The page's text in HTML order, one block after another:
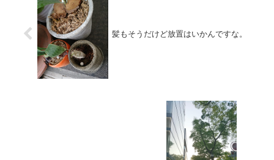
髪もそうだけど放置はいかんですな。